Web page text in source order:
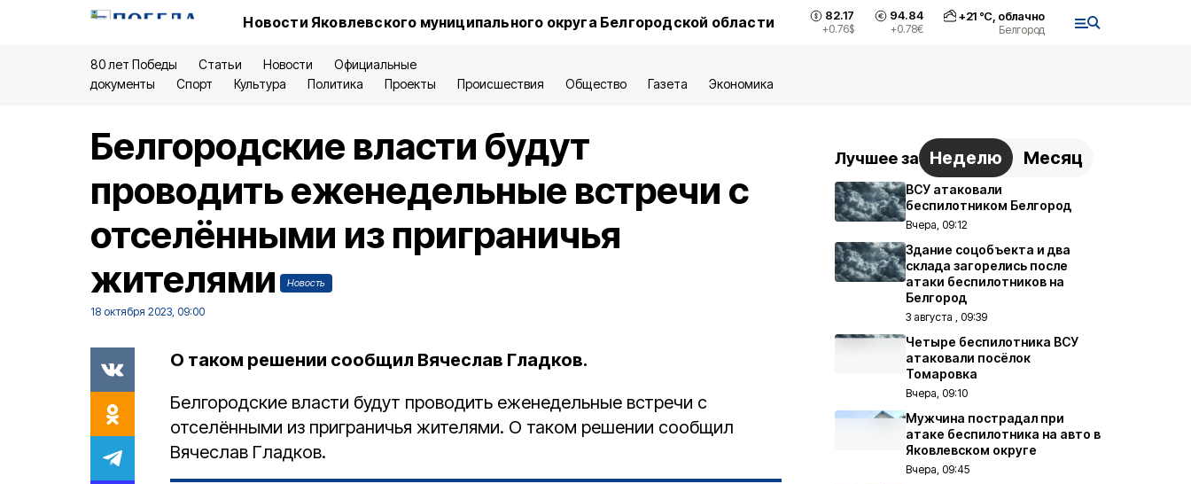
Новости Яковлевского муниципального округа Белгородской области 82.17
+0.76$
94.84
+0.78€
+21°С, облачно
Белгород
80 лет Победы Статьи Новости
Официальные
документы
Спорт Культура Политика Проекты Происшествия Общество Газета Экономика
Белгородские власти будут
проводить еженедельные встречи с
отселёнными из приграничья
жителями
Новость
18 октября 2023, 09:00
О таком решении сообщил Вячеслав Гладков.
Белгородские власти будут проводить еженедельные встречи с
отселёнными из приграничья жителями. О таком решении сообщил
Вячеслав Гладков.
Лучшее за Неделю Месяц
ВСУ атаковали
беспилотником Белгород
Вчера, 09:12
Здание соцобъекта и два
склада загорелись после
атаки беспилотников на
Белгород
3 августа , 09:39
Четыре беспилотника ВСУ
атаковали посёлок
Томаровка
Вчера, 09:10
Мужчина пострадал при
атаке беспилотника на авто в
Яковлевском округе
Вчера, 09:45